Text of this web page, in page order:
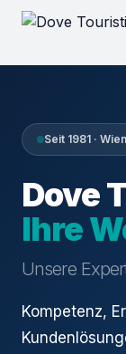
Seit 1981 ·
Dove
Ihre
Unsere
Kompetenz,